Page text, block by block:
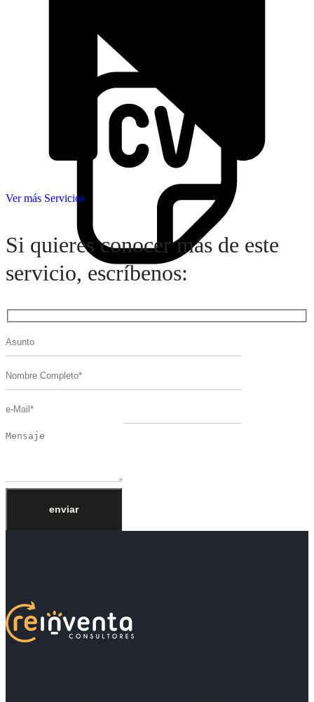
Ingresa tu Curriculum ->
Ver más Servicios
Si quieres conocer más de este
servicio, escríbenos: